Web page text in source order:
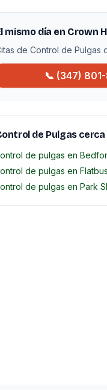
mismo día en Crown
de Control de Pulgas
📞 (347)
de Pulgas cerca
de pulgas en
de pulgas en
de pulgas en Park